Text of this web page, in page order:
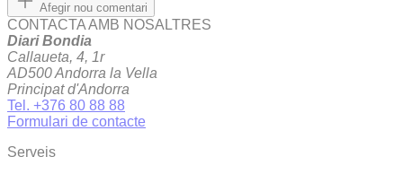
Afegir nou comentari
CONTACTA AMB NOSALTRES
Diari Bondia
Callaueta, 4, 1r
AD500 Andorra la Vella
Principat d'Andorra
Tel. +376 80 88 88
Formulari de contacte
Serveis